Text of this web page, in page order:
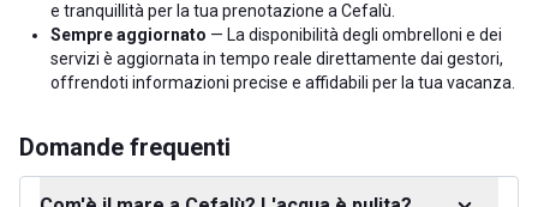
e tranquillità per la tua prenotazione a Cefalù.
Sempre aggiornato — La disponibilità degli ombrelloni e dei
servizi è aggiornata in tempo reale direttamente dai gestori,
offrendoti informazioni precise e affidabili per la tua vacanza.
Domande frequenti